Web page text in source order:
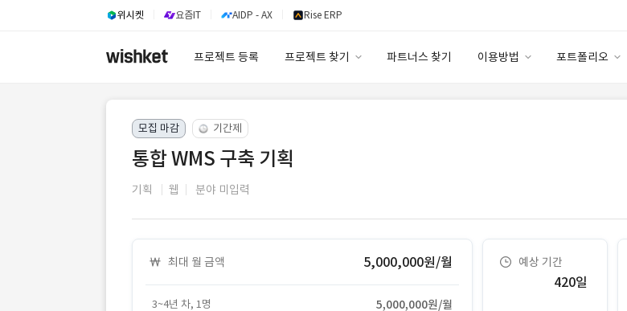
위시켓 요즘IT AIDP - AX Rise ERP
프로젝트 등록 프로젝트 찾기 파트너스 찾기 이용방법 포트폴리오
모집 마감 기간제
통합 WMS 구축 기획
기획 웹 분야 미입력
최대 월 금액 5,000,000원/월
3~4년 차, 1명 5,000,000원/월
예상 기간
420일